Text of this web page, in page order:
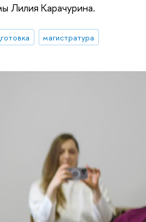
Лилия Карачурина.
магистратура